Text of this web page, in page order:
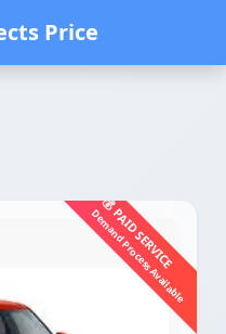
Price
💰 PAID SERVICE
Demand Process Available